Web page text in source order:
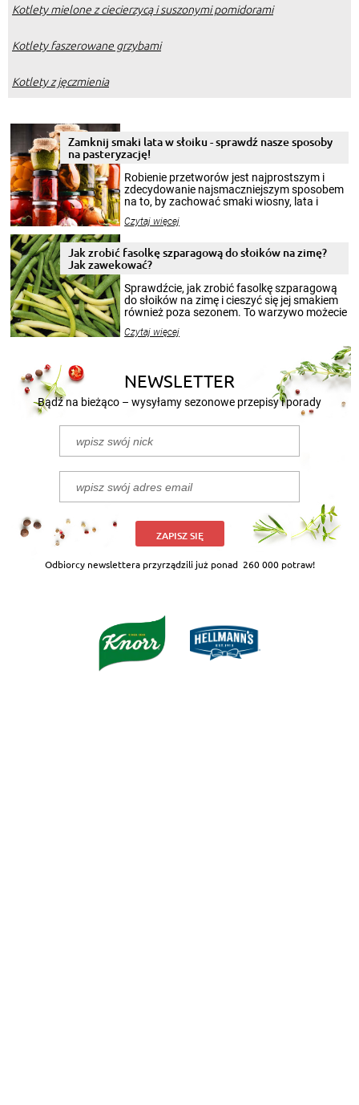
Kotlety mielone z ciecierzycą i suszonymi pomidorami
Kotlety faszerowane grzybami
Kotlety z jęczmienia
Zamknij smaki lata w słoiku - sprawdź nasze sposoby
na pasteryzację!
Robienie przetworów jest najprostszym i
zdecydowanie najsmaczniejszym sposobem
na to, by zachować smaki wiosny, lata i
krajobrazów, by cieszyć nimi oko w sezonie
pełni poczuć atmosferę cieplejszych
miesięcy. Przygotowanie słoików ze
patenty, które pozwolą zachować świeżość
przetworów.
Czytaj więcej
Jak zrobić fasolkę szparagową do słoików na zimę?
Jak zawekować?
Sprawdźcie, jak zrobić fasolkę szparagową
do słoików na zimę i cieszyć się jej smakiem
również poza sezonem. To warzywo możecie
nasze propozycje!
Czytaj więcej
NEWSLETTER
Bądź na bieżąco – wysyłamy sezonowe przepisy i porady
ZAPISZ SIĘ
Odbiorcy newslettera przyrządzili już ponad 260 000 potraw!